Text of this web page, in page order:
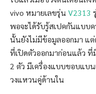
vivo หมายเลขรุ่น V2313
พอจะได้รับรู้สเปคกันแบบ
นั้นยังไม่มีข้อมูลออกมา แต่
ที่เปิดตัวออกมาก่อนแล้ว ที่
2 ตัว มีเครื่องแบบขอบแบ
วงแหวนคู่ด้านใน